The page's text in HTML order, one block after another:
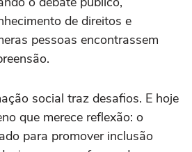
de direitos e
pessoas encontrassem
social traz desafios. E hoje
que merece reflexão: o
para promover inclusão